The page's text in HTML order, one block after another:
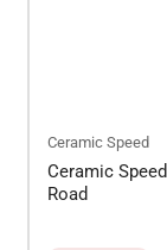
Ceramic Speed
Ceramic
Road